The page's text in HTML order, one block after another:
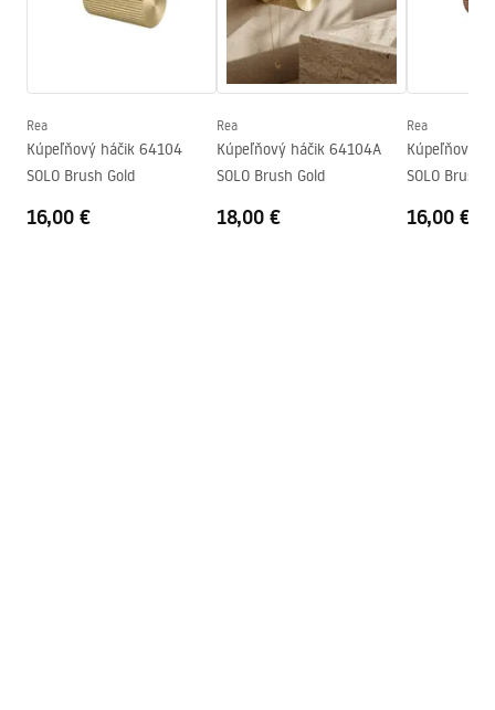
52
mm
Solo
24 mesiacov
Bezpečnostné informácie
Safety_Information_Accessories.pdf
Rea
Kúpeľňový háčik 64104
SOLO Brush Gold
16,00 €
Rea
Kúpeľňový háčik 64104A
SOLO Brush Gold
18,00 €
Rea
Kúpeľňový
SOLO Brush
16,00 €